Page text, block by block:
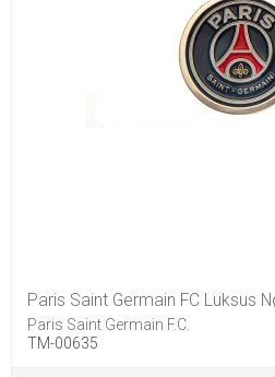
Paris Saint Germain FC Luksus
Paris Saint Germain F.C.
TM-00635